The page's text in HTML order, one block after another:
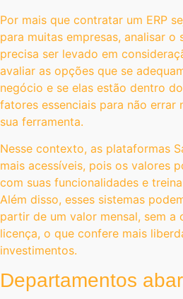
Por mais que contratar um ERP
para muitas empresas, analisar o
precisa ser levado em
avaliar as opções que se
negócio e se elas estão dentro
fatores essenciais para não errar
sua ferramenta.
Nesse contexto, as plataformas
mais acessíveis, pois os valores
com suas funcionalidades e
Além disso, esses sistemas
partir de um valor mensal, sem a
licença, o que confere mais
investimentos.
Departamentos